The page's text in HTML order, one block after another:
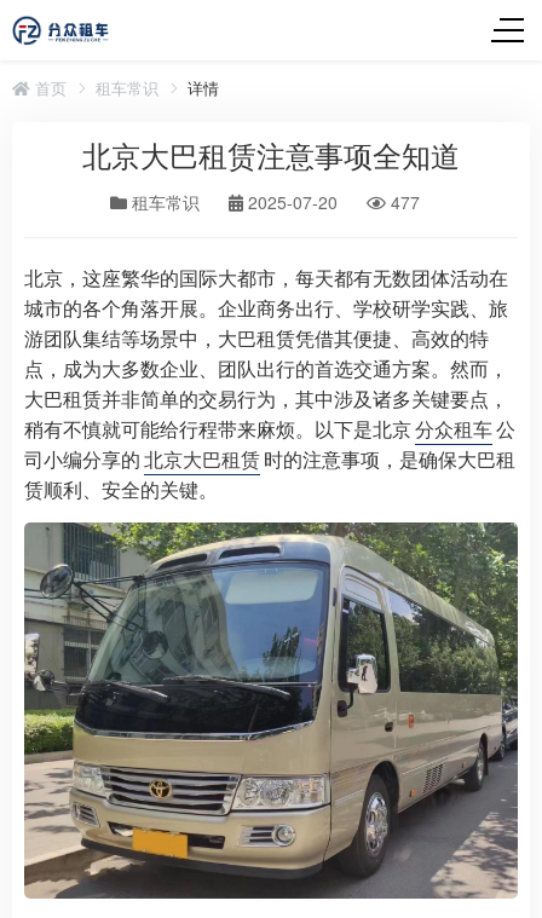
首页 租车常识 详情
北京大巴租赁注意事项全知道
租车常识 2025-07-20 477
北京，这座繁华的国际大都市，每天都有无数团体活动在
城市的各个角落开展。企业商务出行、学校研学实践、旅
游团队集结等场景中，大巴租赁凭借其便捷、高效的特
点，成为大多数企业、团队出行的首选交通方案。然而，
大巴租赁并非简单的交易行为，其中涉及诸多关键要点，
稍有不慎就可能给行程带来麻烦。以下是北京分众租车公
司小编分享的北京大巴租赁时的注意事项，是确保大巴租
赁顺利、安全的关键。